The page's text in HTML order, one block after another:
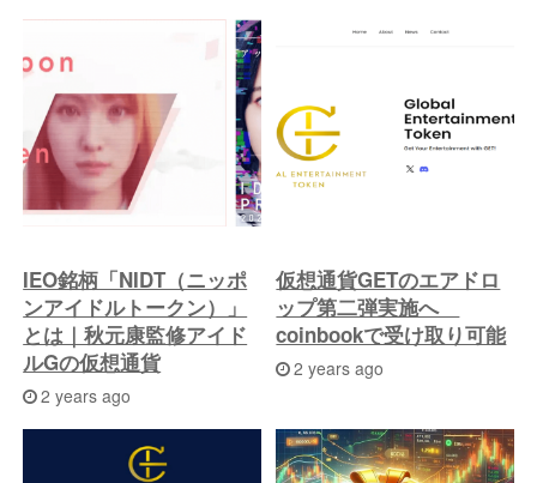
IEO銘柄「NIDT（ニッポ
ンアイドルトークン）」
とは｜秋元康監修アイド
ルGの仮想通貨
2 years ago
仮想通貨GETのエアドロ
ップ第二弾実施へ
coinbookで受け取り可能
2 years ago